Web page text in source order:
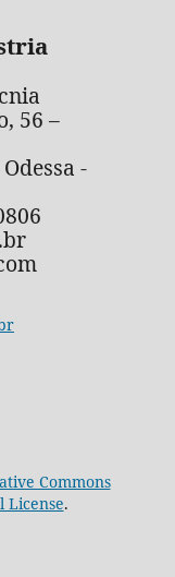
56 –
-
Commons
.